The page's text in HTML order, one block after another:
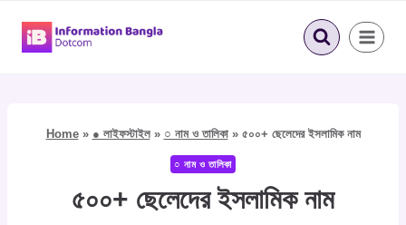
Home» ● লাইফস্টাইল» ○ নাম ও তালিকা» ৫০০+ ছেলেদের ইসলামিক নাম
○ নাম ও তালিকা
৫০০+ ছেলেদের ইসলামিক নাম